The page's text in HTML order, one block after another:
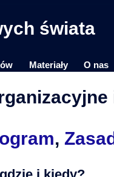
świata
Materiały O nas
,